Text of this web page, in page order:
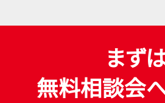
まず
無料相談会へ